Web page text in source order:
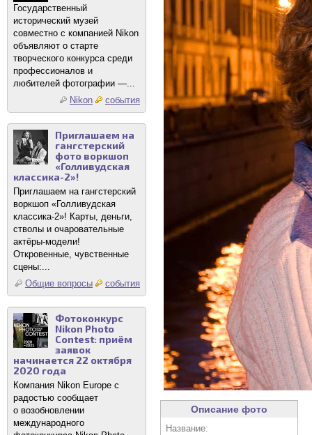
Государственный
исторический музей
совместно с компанией Nikon
объявляют о старте
творческого конкурса среди
профессионалов и
любителей фотографии —...
Nikon
события
Приглашаем на
гангстерский
фото воркшоп
«Голливудская
классика-2»!
Приглашаем на гангстерский
воркшоп «Голливудская
классика-2»! Карты, деньги,
стволы и очаровательные
актёры-модели!
Откровенные, чувственные
сцены:...
Общие вопросы
события
Фотоконкурс
Nikon Photo
Contest: приём
заявок
начинается 22 октября
2020 года
Компания Nikon Europe с
радостью сообщает
о возобновлении
международного
Описание фото
Название: